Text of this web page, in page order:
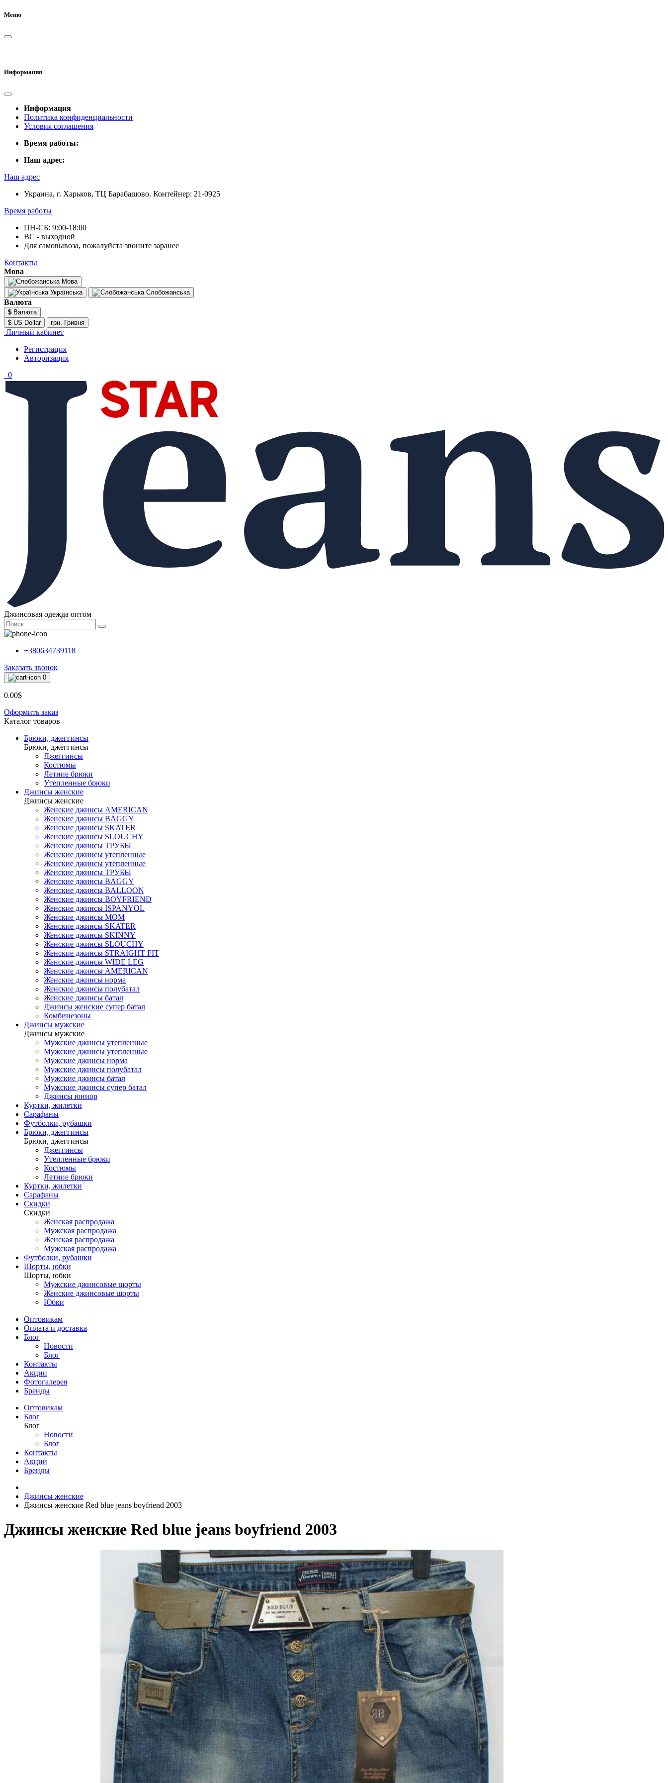
Меню
Информация
Информация
Политика конфиденциальности
Условия соглашения
Время работы:
Наш адрес:
Наш адрес
Украина, г. Харьков, ТЦ Барабашово. Контейнер: 21-0925
Время работы
ПН-СБ: 9:00-18:00
ВС - выходной
Для самовывоза, пожалуйста звоните заранее
Контакты
Мова
Мова
Українська
Слобожанська
Валюта
$ Валюта
$ US Dollar
грн. Гривня
Личный кабинет
Регистрация
Авторизация
0
Джинсовая одежда оптом
+380634739118
Заказать звонок
0
0.00$
Оформить заказ
Каталог товаров
Брюки, джеггинсы
Брюки, джеггинсы
Джеггинсы
Костюмы
Летние брюки
Утепленные брюки
Джинсы женские
Джинсы женские
Женские джинсы AMERICAN
Женские джинсы BAGGY
Женские джинсы SKATER
Женские джинсы SLOUCHY
Женские джинсы ТРУБЫ
Женские джинсы утепленные
Женские джинсы утепленные
Женские джинсы ТРУБЫ
Женские джинсы BAGGY
Женские джинсы BALLOON
Женские джинсы BOYFRIEND
Женские джинсы ISPANYOL
Женские джинсы МОМ
Женские джинсы SKATER
Женские джинсы SKINNY
Женские джинсы SLOUCHY
Женские джинсы STRAIGHT FIT
Женские джинсы WIDE LEG
Женские джинсы AMERICAN
Женские джинсы норма
Женские джинсы полубатал
Женские джинсы батал
Джинсы женские супер батал
Комбинезоны
Джинсы мужские
Джинсы мужские
Мужские джинсы утепленные
Мужские джинсы утепленные
Мужские джинсы норма
Мужские джинсы полубатал
Мужские джинсы батал
Мужские джинсы супер батал
Джинсы юниор
Куртки, жилетки
Сарафаны
Футболки, рубашки
Брюки, джеггинсы
Брюки, джеггинсы
Джеггинсы
Утепленные брюки
Костюмы
Летние брюки
Куртки, жилетки
Сарафаны
Скидки
Скидки
Женская распродажа
Мужская распродажа
Женская распродажа
Мужская распродажа
Футболки, рубашки
Шорты, юбки
Шорты, юбки
Мужские джинсовые шорты
Женские джинсовые шорты
Юбки
Оптовикам
Оплата и доставка
Блог
Новости
Блог
Контакты
Акции
Фотогалерея
Бренды
Оптовикам
Блог
Блог
Новости
Блог
Контакты
Акции
Бренды
Джинсы женские
Джинсы женские Red blue jeans boyfriend 2003
Джинсы женские Red blue jeans boyfriend 2003